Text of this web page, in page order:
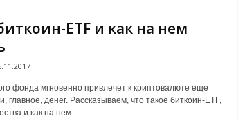
ETF и как на нем
фонда мгновенно привлечет к криптовалюте еще
главное, денег. Рассказываем, что такое биткоин-ETF,
и как на нем...